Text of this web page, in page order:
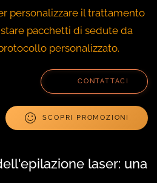
personalizzare il trattamento
pacchetti di sedute da
personalizzato.
CONTATTACI
SCOPRI PROMOZIONI
laser: una